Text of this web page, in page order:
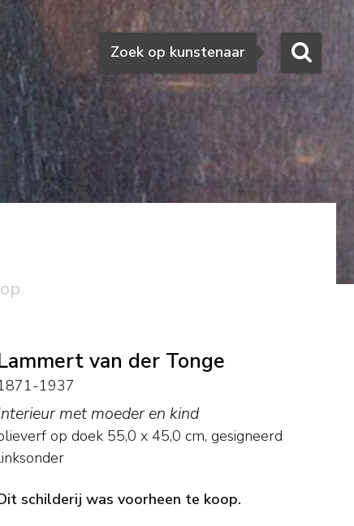
Zoeken
Zoek op kunstenaar
van der Tonge
1937
met moeder en kind
op doek 55,0 x 45,0 cm, gesigneerd
schilderij was voorheen te koop.